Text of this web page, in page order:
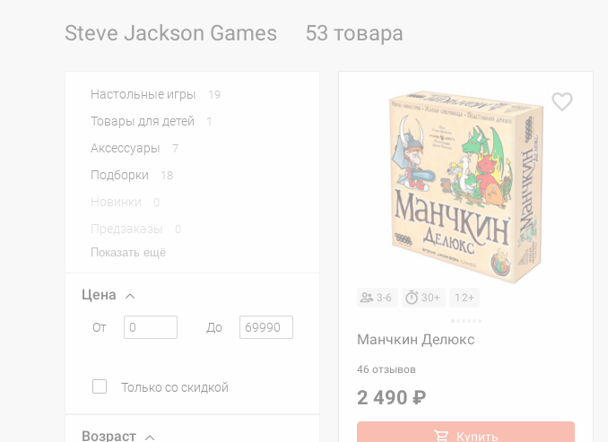
Steve Jackson Games 53 товара
Настольные игры 19
Товары для детей 1
Аксессуары 7
Подборки 18
Новинки 0
Предзаказы
0
Показать ещё
Цена
От До
Только со скидкой
Возраст
3-6 30+ 12+
Манчкин Делюкс
46 отзывов
2 490 ₽
Купить